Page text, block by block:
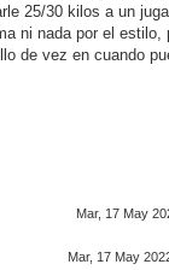
25/30 kilos a un
ni nada por el estilo,
de vez en cuando
Mar, 17 May
Mar, 17 May